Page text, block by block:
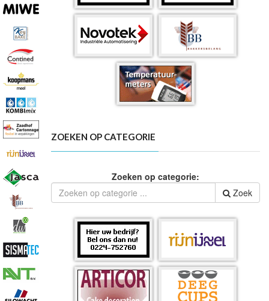
ZOEKEN OP CATEGORIE
Zoeken op categorie:
Zoek